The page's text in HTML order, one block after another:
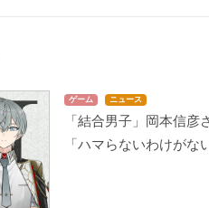
ゲーム ニュース
「結合男子」岡本信
「ハマらないわけがな